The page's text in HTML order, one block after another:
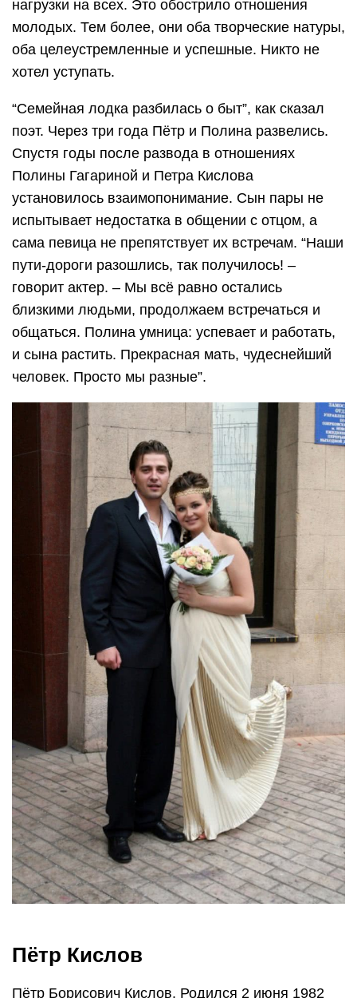
нагрузки на всех. Это обострило отношения
молодых. Тем более, они оба творческие натуры,
оба целеустремленные и успешные. Никто не
хотел уступать.
“Семейная лодка разбилась о быт”, как сказал
поэт. Через три года Пётр и Полина развелись.
Спустя годы после развода в отношениях
Полины Гагариной и Петра Кислова
установилось взаимопонимание. Сын пары не
испытывает недостатка в общении с отцом, а
сама певица не препятствует их встречам. “Наши
пути-дороги разошлись, так получилось! –
говорит актер. – Мы всё равно остались
близкими людьми, продолжаем встречаться и
общаться. Полина умница: успевает и работать,
и сына растить. Прекрасная мать, чудеснейший
человек. Просто мы разные”.
Пётр Кислов
Пётр Борисович Кислов. Родился 2 июня 1982